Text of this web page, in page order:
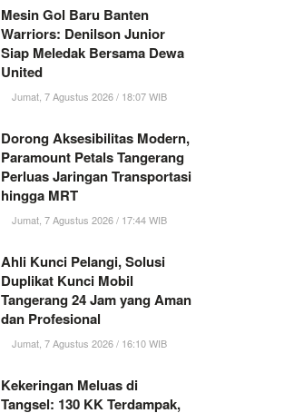
Mesin Gol Baru Banten
Warriors: Denilson Junior
Siap Meledak Bersama Dewa
United
Jumat, 7 Agustus 2026 / 18:07 WIB
Dorong Aksesibilitas Modern,
Paramount Petals Tangerang
Perluas Jaringan Transportasi
hingga MRT
Jumat, 7 Agustus 2026 / 17:44 WIB
Ahli Kunci Pelangi, Solusi
Duplikat Kunci Mobil
Tangerang 24 Jam yang Aman
dan Profesional
Jumat, 7 Agustus 2026 / 16:10 WIB
Kekeringan Meluas di
Tangsel: 130 KK Terdampak,